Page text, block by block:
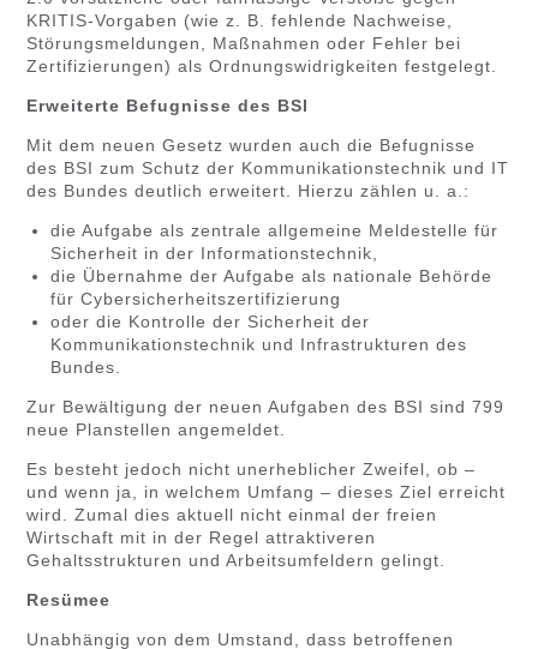
KRITIS-Vorgaben (wie z. B. fehlende Nachweise,
Störungsmeldungen, Maßnahmen oder Fehler bei
Zertifizierungen) als Ordnungswidrigkeiten festgelegt.
Erweiterte Befugnisse des BSI
Mit dem neuen Gesetz wurden auch die Befugnisse
des BSI zum Schutz der Kommunikationstechnik und IT
des Bundes deutlich erweitert. Hierzu zählen u. a.:
die Aufgabe als zentrale allgemeine Meldestelle für
Sicherheit in der Informationstechnik,
die Übernahme der Aufgabe als nationale Behörde
für Cybersicherheitszertifizierung
oder die Kontrolle der Sicherheit der
Kommunikationstechnik und Infrastrukturen des
Bundes.
Zur Bewältigung der neuen Aufgaben des BSI sind 799
neue Planstellen angemeldet.
Es besteht jedoch nicht unerheblicher Zweifel, ob –
und wenn ja, in welchem Umfang – dieses Ziel erreicht
wird. Zumal dies aktuell nicht einmal der freien
Wirtschaft mit in der Regel attraktiveren
Gehaltsstrukturen und Arbeitsumfeldern gelingt.
Resümee
Unabhängig von dem Umstand, dass betroffenen